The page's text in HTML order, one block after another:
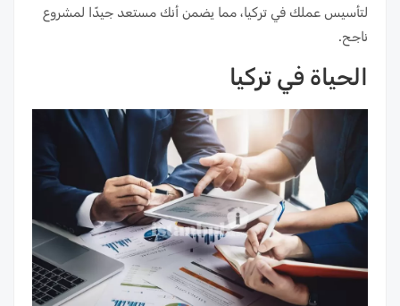
لتأسيس عملك في تركيا، مما يضمن أنك مستعد جيدًا لمشروع
ناجح.
الحياة في تركيا